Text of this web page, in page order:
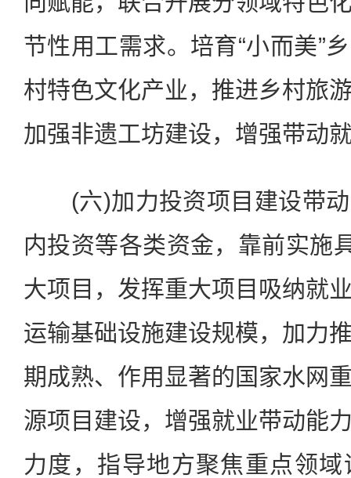
节性用工需求。培育“小而美”
村特色文化产业，推进乡村旅
加强非遗工坊建设，增强带动
(六)加力投资项目建设带动
内投资等各类资金，靠前实施
大项目，发挥重大项目吸纳就
运输基础设施建设规模，加力
期成熟、作用显著的国家水网
源项目建设，增强就业带动能
力度，指导地方聚焦重点领